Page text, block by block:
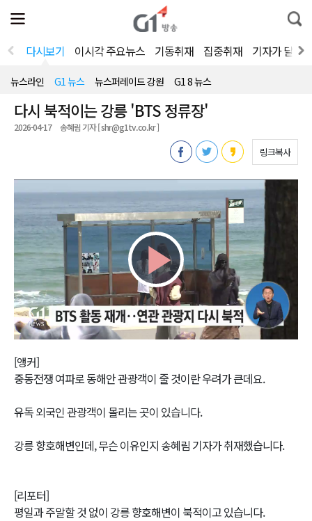
전
체
뉴
열
통
합
색
다시보기 이시각 주요뉴스 기동취재 집중취재 기자가 달려
뉴스라인 G1 뉴스 뉴스퍼레이드 강원 G1 8 뉴스
다시 북적이는 강릉 'BTS 정류장'
2026-04-17 송혜림 기자 [ shr@g1tv.co.kr ]
링크복사
Play
Video
[앵커]
중동전쟁 여파로 동해안 관광객이 줄 것이란 우려가 큰데요.
유독 외국인 관광객이 몰리는 곳이 있습니다.
강릉 향호해변인데, 무슨 이유인지 송혜림 기자가 취재했습니다.
[리포터]
평일과 주말할 것 없이 강릉 향호해변이 북적이고 있습니다.